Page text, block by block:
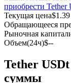
приобрести
Текущая цена$1.39
Обращающееся
Рыночная
Объем(24ч)$--
Tether
суммы